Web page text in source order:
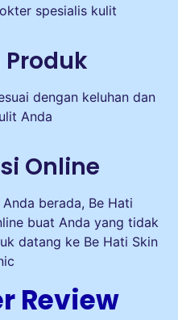
spesialis kulit
dengan keluhan dan
Anda
Online
berada, Be Hati
buat Anda yang tidak
datang ke Be Hati Skin
Review